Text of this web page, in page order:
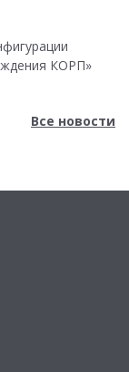
КОРП»
Все новости